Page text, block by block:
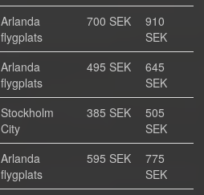
Arlanda
flygplats
700 SEK
910
SEK
Arlanda
flygplats
495 SEK
645
SEK
Stockholm
City
385 SEK
505
SEK
Arlanda
flygplats
595 SEK
775
SEK